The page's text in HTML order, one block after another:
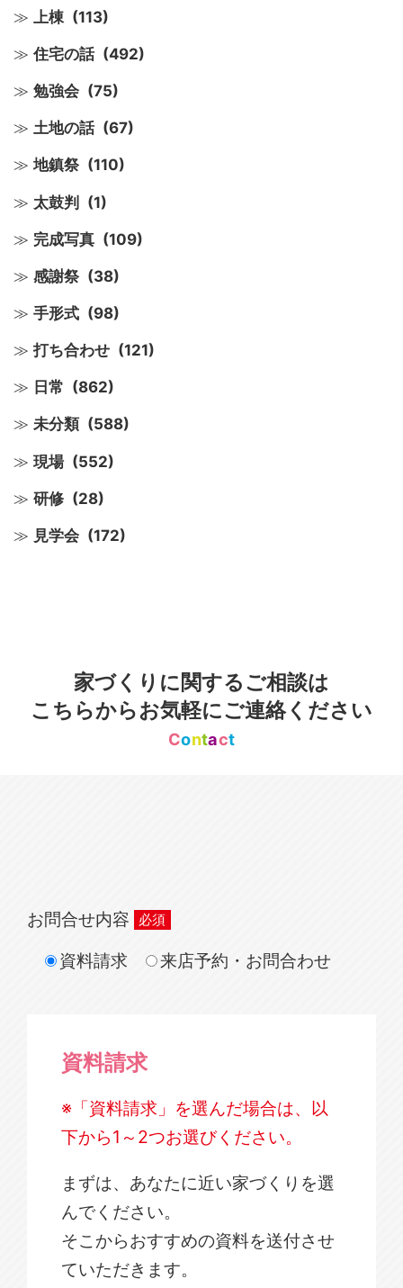
上棟 (113)
住宅の話 (492)
勉強会 (75)
土地の話 (67)
地鎮祭 (110)
太鼓判 (1)
完成写真 (109)
感謝祭 (38)
手形式 (98)
打ち合わせ (121)
日常 (862)
未分類 (588)
現場 (552)
研修 (28)
見学会 (172)
家づくりに関するご相談は
こちらからお気軽にご連絡ください
Contact
お問合せ内容
資料請求
来店予約・お問合わせ
資料請求
※「資料請求」を選んだ場合は、以
下から1～2つお選びください。
まずは、あなたに近い家づくりを選
んでください。
そこからおすすめの資料を送付させ
ていただきます。